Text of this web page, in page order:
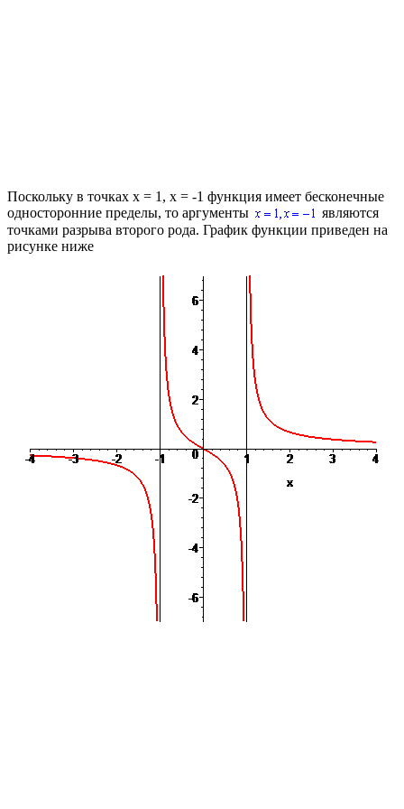
Поскольку в точках x = 1, x = -1 функция имеет бесконечные
односторонние пределы, то аргументы
являются
точками разрыва второго рода. График функции приведен на
рисунке ниже